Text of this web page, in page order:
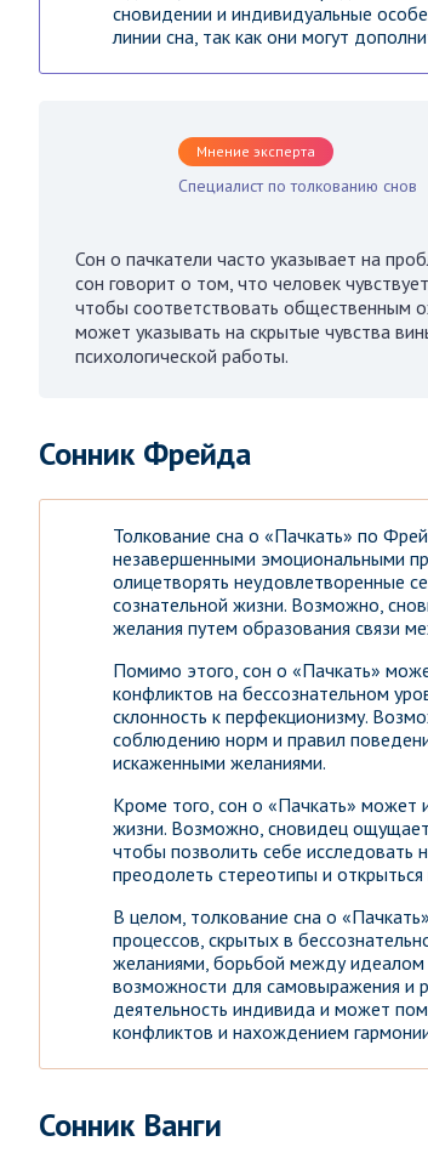
сновидении и индивидуальные
линии сна, так как они могут
Мнение эксперта
Специалист по толкованию снов
Сон о пачкатели часто указывает на
сон говорит о том, что человек
чтобы соответствовать общественным
может указывать на скрытые чувства
психологической работы.
Сонник Фрейда
Толкование сна о «Пачкать» по
незавершенными эмоциональными
олицетворять неудовлетворенные
сознательной жизни. Возможно,
желания путем образования связи
Помимо этого, сон о «Пачкать»
конфликтов на бессознательном
склонность к перфекционизму.
соблюдению норм и правил
искаженными желаниями.
Кроме того, сон о «Пачкать» может
жизни. Возможно, сновидец ощущает
чтобы позволить себе исследовать
преодолеть стереотипы и
В целом, толкование сна о
процессов, скрытых в
желаниями, борьбой между идеалом
возможности для самовыражения и
деятельность индивида и может
конфликтов и нахождением
Сонник Ванги